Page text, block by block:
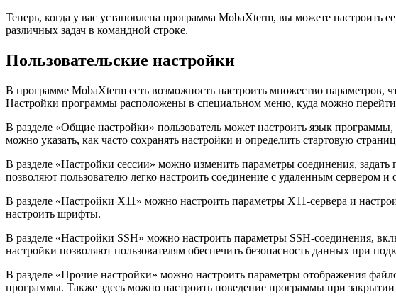
Теперь, когда у вас установлена программа MobaXterm, вы можете настроить
различных задач в командной строке.
Пользовательские настройки
В программе MobaXterm есть возможность настроить множество параметров,
Настройки программы расположены в специальном меню, куда можно
В разделе «Общие настройки» пользователь может настроить язык
можно указать, как часто сохранять настройки и определить стартовую
В разделе «Настройки сессии» можно изменить параметры соединения,
позволяют пользователю легко настроить соединение с удаленным сервером и
В разделе «Настройки X11» можно настроить параметры X11-сервера и
настроить шрифты.
В разделе «Настройки SSH» можно настроить параметры SSH-соединения,
настройки позволяют пользователям обеспечить безопасность данных при
В разделе «Прочие настройки» можно настроить параметры отображения
программы. Также здесь можно настроить поведение программы при